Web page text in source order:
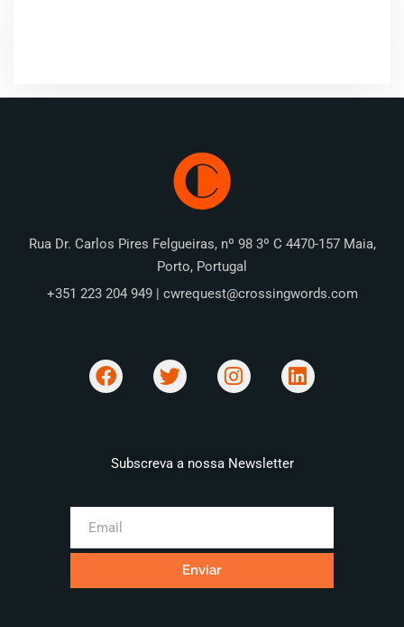
Rua Dr. Carlos Pires Felgueiras, nº 98 3º C 4470-157 Maia,
Porto, Portugal
+351 223 204 949 | cwrequest@crossingwords.com
Subscreva a nossa Newsletter